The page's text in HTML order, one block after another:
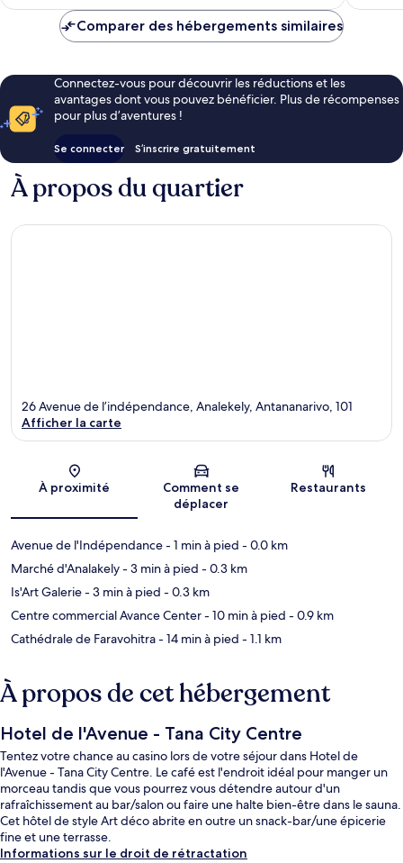
de
Comparer des hébergements similaires
Connectez-vous pour découvrir les réductions et les
avantages dont vous pouvez bénéficier. Plus de récompenses
pour plus d’aventures !
Se connecter S’inscrire gratuitement
À propos du quartier
Carte
26 Avenue de l’indépendance, Analekely, Antananarivo, 101
Afficher la carte
À proximité
Comment se
déplacer
Restaurants
Avenue de l'Indépendance- 1 min à pied - 0.0 km
Marché d'Analakely- 3 min à pied - 0.3 km
Is'Art Galerie- 3 min à pied - 0.3 km
Centre commercial Avance Center- 10 min à pied - 0.9 km
Cathédrale de Faravohitra- 14 min à pied - 1.1 km
À propos de cet hébergement
Hotel de l'Avenue - Tana City Centre
Tentez votre chance au casino lors de votre séjour dans Hotel de
l'Avenue - Tana City Centre. Le café est l'endroit idéal pour manger un
morceau tandis que vous pourrez vous détendre autour d'un
rafraîchissement au bar/salon ou faire une halte bien-être dans le sauna.
Cet hôtel de style Art déco abrite en outre un snack-bar/une épicerie
fine et une terrasse.
Informations sur le droit de rétractation